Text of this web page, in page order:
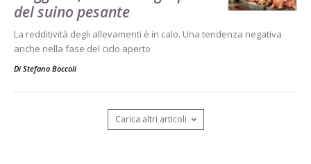
del suino pesante
La redditività degli allevamenti è in calo. Una tendenza negativa
anche nella fase del ciclo aperto
Di Stefano Boccoli -
Carica altri articoli